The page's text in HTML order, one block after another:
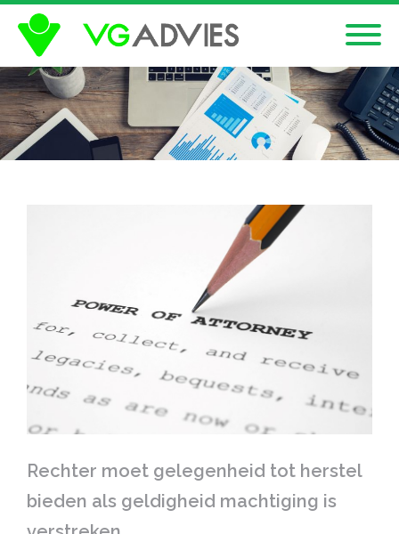
Rechter moet gelegenheid tot herstel
bieden als geldigheid machtiging is